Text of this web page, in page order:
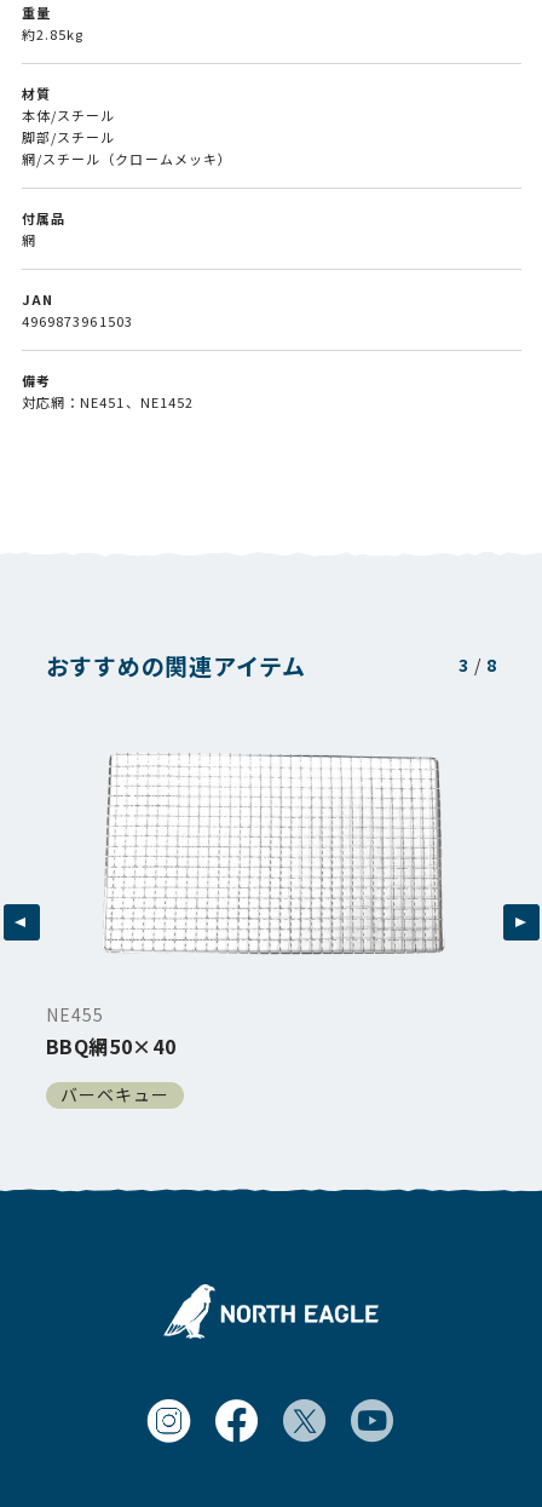
重量
約2.85kg
材質
本体/スチール
脚部/スチール
網/スチール（クロームメッキ）
付属品
網
JAN
4969873961503
備考
対応網：NE451、NE1452
おすすめの関連アイテム 3 / 8
NE455
BBQ網50×40
バーベキュー